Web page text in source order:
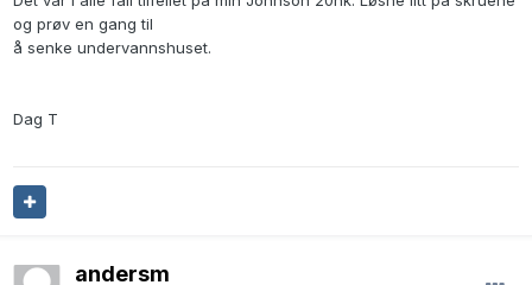
og prøv en gang til
å senke undervannshuset.
Dag T
andersm